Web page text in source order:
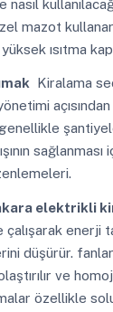
mazot
ısıtma
Kiralama
genellikle
elektrikli
çalışarak enerji
düşürür.
ve
özellikle